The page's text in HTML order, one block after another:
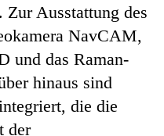
Zur Ausstattung des
NavCAM,
und das Raman-
hinaus sind
die die
der